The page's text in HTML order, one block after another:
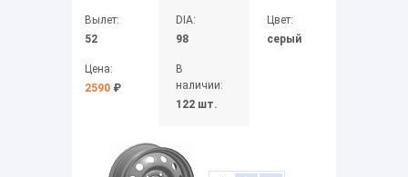
Вылет:
52
Цена:
2590 ₽
DIA:
98
В
наличии:
122 шт.
Цвет:
серый